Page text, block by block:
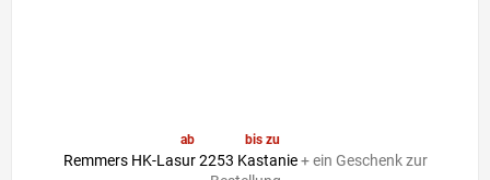
ab bis zu
Remmers HK-Lasur 2253 Kastanie+ ein Geschenk zur